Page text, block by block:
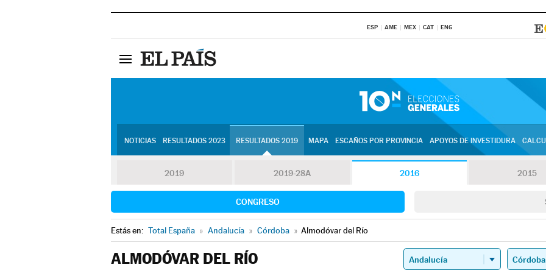
ESP AME MEX CAT ENG
NOTICIAS RESULTADOS 2023 RESULTADOS 2019 MAPA ESCAÑOS POR PROVINCIA APOYOS DE INVESTIDURA
2019 2019-28A 2016 2015
CONGRESO
Estás en: Total España » Andalucía » Córdoba » Almodóvar del Río
ALMODÓVAR DEL RÍO